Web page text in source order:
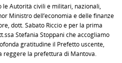
Autorità civili e militari, nazionali,
Ministro dell’economia e delle finanze
dott. Sabato Riccio e per la prima
Stefania Stoppani che accogliamo
gratitudine il Prefetto uscente,
reggere la prefettura di Mantova.